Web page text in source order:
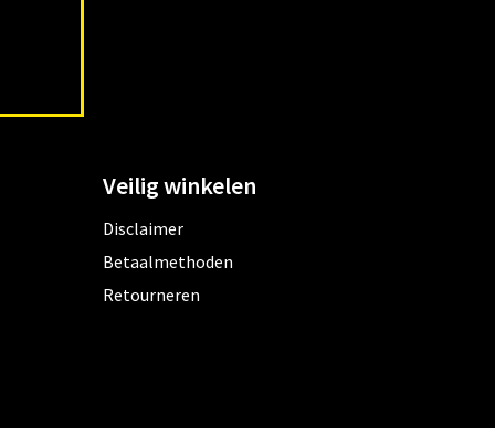
Veilig winkelen
Disclaimer
Betaalmethoden
Retourneren